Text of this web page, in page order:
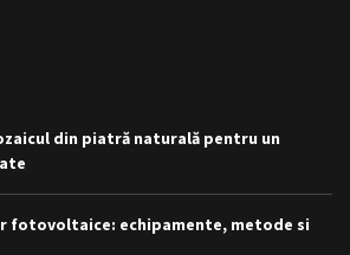
din piatră naturală pentru un
fotovoltaice: echipamente, metode si